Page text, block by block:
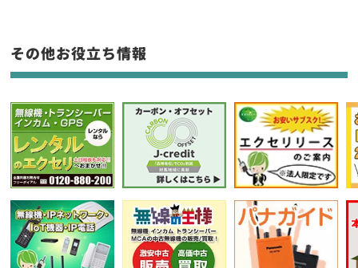
フリーワード入力(製品名等)
選択条件をリセット
その他お役立ち情報